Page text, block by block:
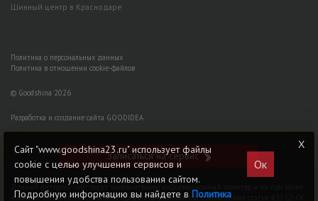
Шинный центр в Краснодаре
Политика о персональных данных
Политика в отношении cookie-файлов
© Goodshina 2026
Разработка и создание сайта GOODIDEA
Записаться на сервис
Данный интернет-сайт носит исключительно информационный характер и ни при каких
условиях не является публичной офертой, определяемой положениями статьи 437 (2) ГK
Сайт "www.goodshina23.ru" использует файлы
cookie с целью улучшения сервисов и
повышения удобства пользования сайтом.
Подробную информацию вы найдете вПолитика
Ок